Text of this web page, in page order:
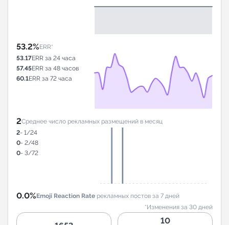
53.2%ERR*
53.17ERR за 24 часа
57.45ERR за 48 часов
60.1ERR за 72 часа
2Среднее число рекламных размещений в месяц
2- 1/24
0- 2/48
0- 3/72
0.0%Emoji Reaction Rate рекламных постов за 7 дней
*Изменения за 30 дней
10